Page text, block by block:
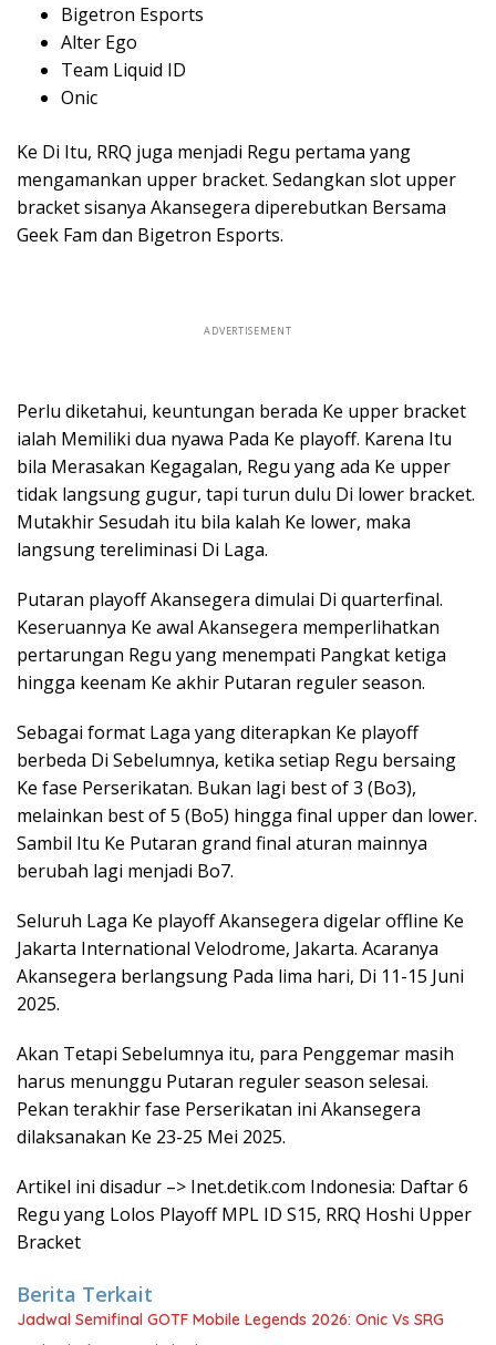
Bigetron Esports
Alter Ego
Team Liquid ID
Onic
Ke Di Itu, RRQ juga menjadi Regu pertama yang
mengamankan upper bracket. Sedangkan slot upper
bracket sisanya Akansegera diperebutkan Bersama
Geek Fam dan Bigetron Esports.
ADVERTISEMENT
Perlu diketahui, keuntungan berada Ke upper bracket
ialah Memiliki dua nyawa Pada Ke playoff. Karena Itu
bila Merasakan Kegagalan, Regu yang ada Ke upper
tidak langsung gugur, tapi turun dulu Di lower bracket.
Mutakhir Sesudah itu bila kalah Ke lower, maka
langsung tereliminasi Di Laga.
Putaran playoff Akansegera dimulai Di quarterfinal.
Keseruannya Ke awal Akansegera memperlihatkan
pertarungan Regu yang menempati Pangkat ketiga
hingga keenam Ke akhir Putaran reguler season.
Sebagai format Laga yang diterapkan Ke playoff
berbeda Di Sebelumnya, ketika setiap Regu bersaing
Ke fase Perserikatan. Bukan lagi best of 3 (Bo3),
melainkan best of 5 (Bo5) hingga final upper dan lower.
Sambil Itu Ke Putaran grand final aturan mainnya
berubah lagi menjadi Bo7.
Seluruh Laga Ke playoff Akansegera digelar offline Ke
Jakarta International Velodrome, Jakarta. Acaranya
Akansegera berlangsung Pada lima hari, Di 11-15 Juni
2025.
Akan Tetapi Sebelumnya itu, para Penggemar masih
harus menunggu Putaran reguler season selesai.
Pekan terakhir fase Perserikatan ini Akansegera
dilaksanakan Ke 23-25 Mei 2025.
Artikel ini disadur –> Inet.detik.com Indonesia: Daftar 6
Regu yang Lolos Playoff MPL ID S15, RRQ Hoshi Upper
Bracket
Berita Terkait
Jadwal Semifinal GOTF Mobile Legends 2026: Onic Vs SRG